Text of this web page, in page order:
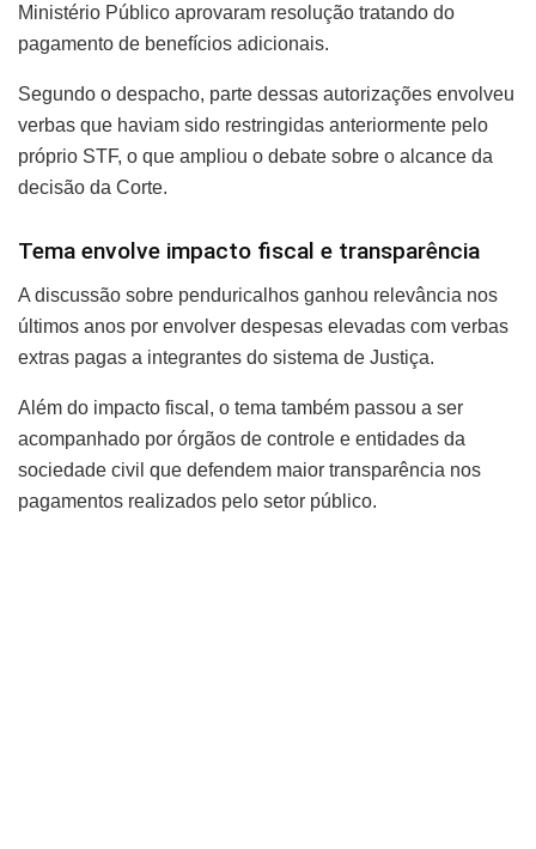
Ministério Público aprovaram resolução tratando do
pagamento de benefícios adicionais.
Segundo o despacho, parte dessas autorizações envolveu
verbas que haviam sido restringidas anteriormente pelo
próprio STF, o que ampliou o debate sobre o alcance da
decisão da Corte.
Tema envolve impacto fiscal e transparência
A discussão sobre penduricalhos ganhou relevância nos
últimos anos por envolver despesas elevadas com verbas
extras pagas a integrantes do sistema de Justiça.
Além do impacto fiscal, o tema também passou a ser
acompanhado por órgãos de controle e entidades da
sociedade civil que defendem maior transparência nos
pagamentos realizados pelo setor público.